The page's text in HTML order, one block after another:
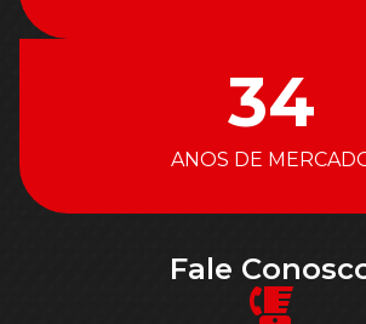
34
ANOS DE
Fale